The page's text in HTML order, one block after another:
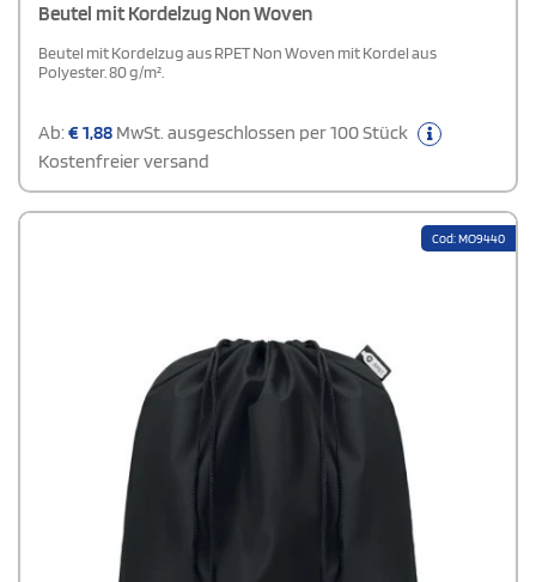
Beutel mit Kordelzug Non Woven
Beutel mit Kordelzug aus RPET Non Woven mit Kordel aus
Polyester. 80 g/m².
Ab:€1,88 MwSt. ausgeschlossen per 100 Stück
Kostenfreier versand
Cod: MO9440